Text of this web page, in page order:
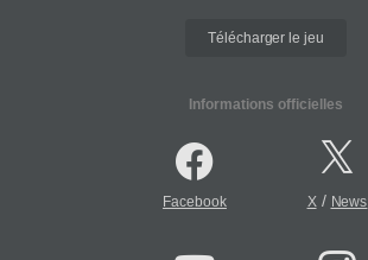
Télécharger le jeu
Informations officielles
Facebook X/ News